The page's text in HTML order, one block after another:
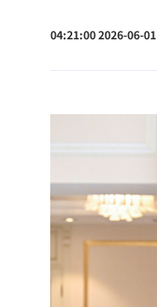
04:21:00 2026-06-01